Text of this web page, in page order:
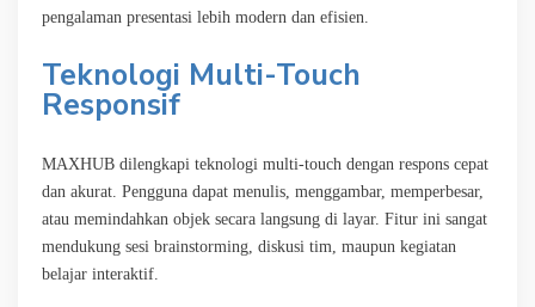
pengalaman presentasi lebih modern dan efisien.
Teknologi Multi-Touch
Responsif
MAXHUB dilengkapi teknologi multi-touch dengan respons cepat
dan akurat. Pengguna dapat menulis, menggambar, memperbesar,
atau memindahkan objek secara langsung di layar. Fitur ini sangat
mendukung sesi brainstorming, diskusi tim, maupun kegiatan
belajar interaktif.